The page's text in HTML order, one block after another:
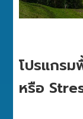
โปรแกร
หรือ